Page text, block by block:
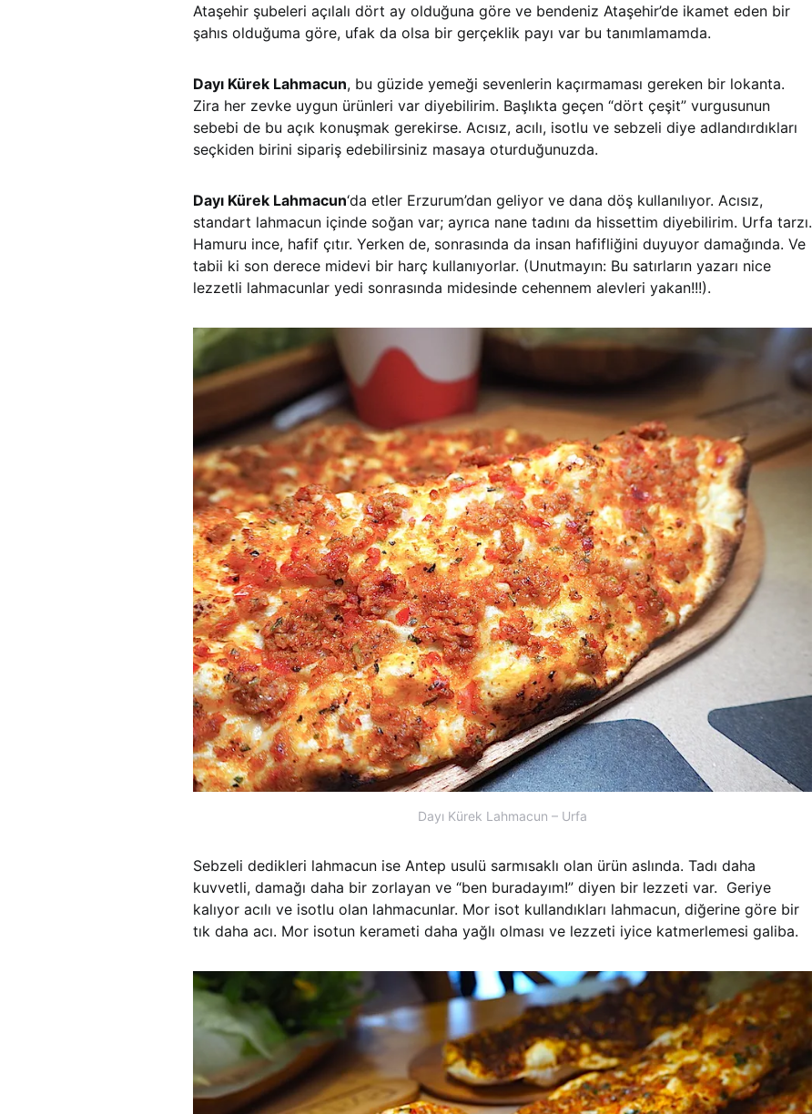
Ataşehir şubeleri açılalı dört ay olduğuna göre ve bendeniz Ataşehir’de ikamet eden bir
şahıs olduğuma göre, ufak da olsa bir gerçeklik payı var bu tanımlamamda.
Dayı Kürek Lahmacun, bu güzide yemeği sevenlerin kaçırmaması gereken bir lokanta.
Zira her zevke uygun ürünleri var diyebilirim. Başlıkta geçen “dört çeşit” vurgusunun
sebebi de bu açık konuşmak gerekirse. Acısız, acılı, isotlu ve sebzeli diye adlandırdıkları
seçkiden birini sipariş edebilirsiniz masaya oturduğunuzda.
Dayı Kürek Lahmacun‘da etler Erzurum’dan geliyor ve dana döş kullanılıyor. Acısız,
standart lahmacun içinde soğan var; ayrıca nane tadını da hissettim diyebilirim. Urfa tarzı.
Hamuru ince, hafif çıtır. Yerken de, sonrasında da insan hafifliğini duyuyor damağında. Ve
tabii ki son derece midevi bir harç kullanıyorlar. (Unutmayın: Bu satırların yazarı nice
lezzetli lahmacunlar yedi sonrasında midesinde cehennem alevleri yakan!!!).
Dayı Kürek Lahmacun – Urfa
Sebzeli dedikleri lahmacun ise Antep usulü sarmısaklı olan ürün aslında. Tadı daha
kuvvetli, damağı daha bir zorlayan ve “ben buradayım!” diyen bir lezzeti var. Geriye
kalıyor acılı ve isotlu olan lahmacunlar. Mor isot kullandıkları lahmacun, diğerine göre bir
tık daha acı. Mor isotun kerameti daha yağlı olması ve lezzeti iyice katmerlemesi galiba.